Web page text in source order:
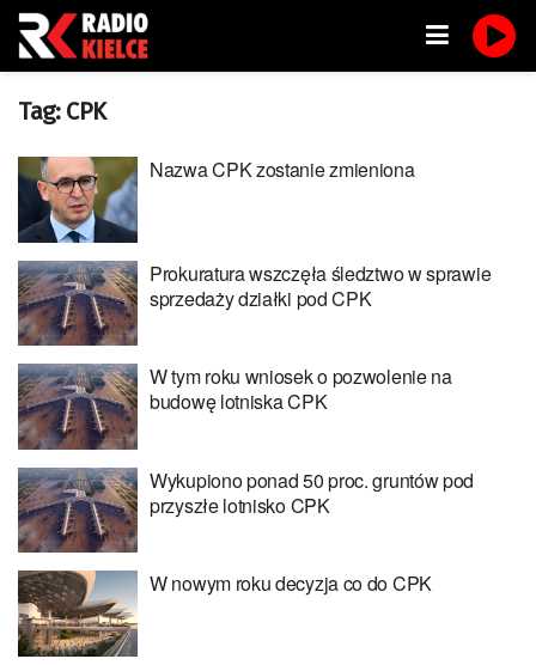
Tag: CPK
Nazwa CPK zostanie zmieniona
Prokuratura wszczęła śledztwo w sprawie
sprzedaży działki pod CPK
W tym roku wniosek o pozwolenie na
budowę lotniska CPK
Wykupiono ponad 50 proc. gruntów pod
przyszłe lotnisko CPK
W nowym roku decyzja co do CPK